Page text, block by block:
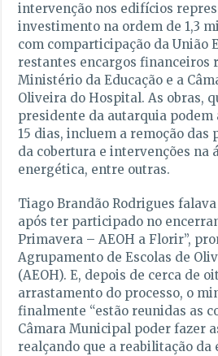
intervenção nos edifícios
investimento na ordem de 1,3
com comparticipação da União
restantes encargos financeiros
Ministério da Educação e a
Oliveira do Hospital. As obras,
presidente da autarquia
15 dias, incluem a remoção das
da cobertura e intervenções na
energética, entre outras.
Tiago Brandão Rodrigues
após ter participado no
Primavera – AEOH a Florir”,
Agrupamento de Escolas de
(AEOH). E, depois de cerca de
arrastamento do processo, o
finalmente “estão reunidas as
Câmara Municipal poder fazer
realçando que a reabilitação da